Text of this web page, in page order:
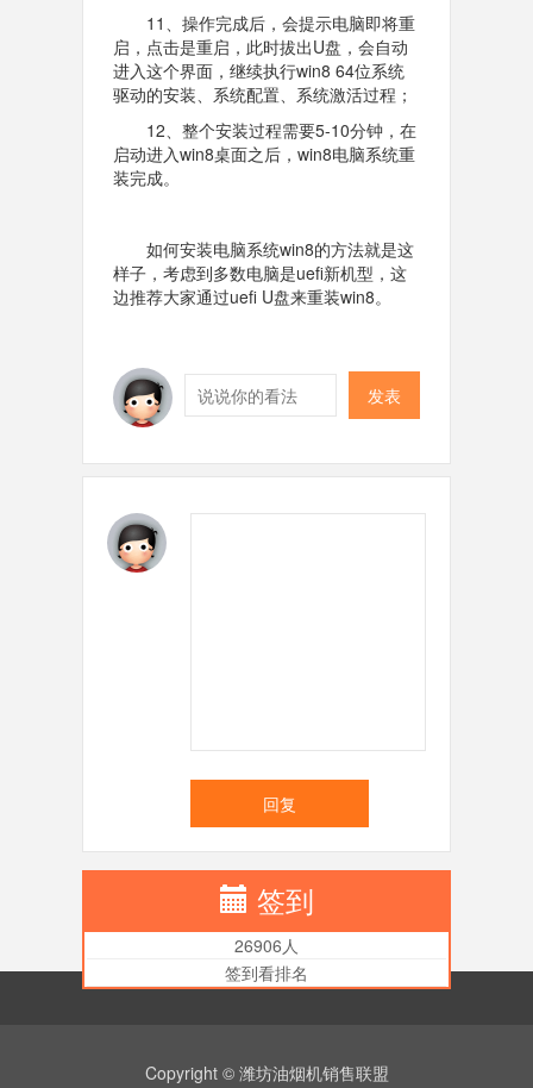
11、操作完成后，会提示电脑即将重
启，点击是重启，此时拔出U盘，会自动
进入这个界面，继续执行win8 64位系统
驱动的安装、系统配置、系统激活过程；
12、整个安装过程需要5-10分钟，在
启动进入win8桌面之后，win8电脑系统重
装完成。
如何安装电脑系统win8的方法就是这
样子，考虑到多数电脑是uefi新机型，这
边推荐大家通过uefi U盘来重装win8。
发表
回复
签到
26906人
签到看排名
Copyright © 潍坊油烟机销售联盟